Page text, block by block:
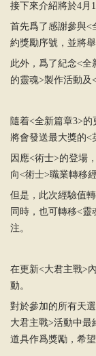
接下來介紹將於4月
首先爲了感謝參與<
約獎勵序號，並將
此外，爲了紀念<全
的靈魂>製作活動及
隨着<全新篇章3>
將會發送最大獎的<
因應<術士>的登場
向<術士>職業轉移經
但是，此次經驗值
同時，也可轉移<
注。
在更新<大君主戰>
動。
對於參加的所有天
大君主戰>活動中最
道具作爲獎勵，希